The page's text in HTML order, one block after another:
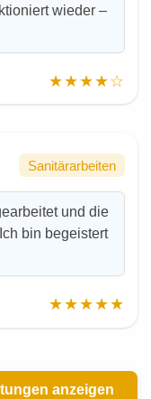
wieder –
★★★★☆
Sanitärarbeiten
und die
bin begeistert
★★★★★
anzeigen